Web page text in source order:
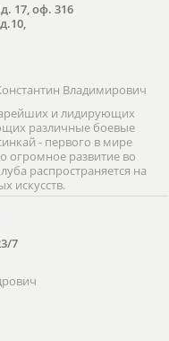
17, оф. 316
Владимирович
и лидирующих
различные боевые
- первого в мире
огромное развитие во
распространяется на
искусств.
7